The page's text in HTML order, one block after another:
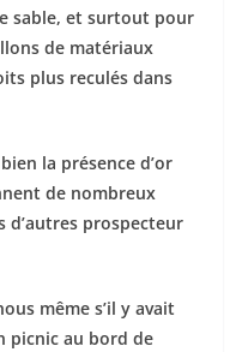
sable, et surtout pour
de matériaux
plus reculés dans
la présence d’or
de nombreux
d’autres prospecteur
même s’il y avait
picnic au bord de